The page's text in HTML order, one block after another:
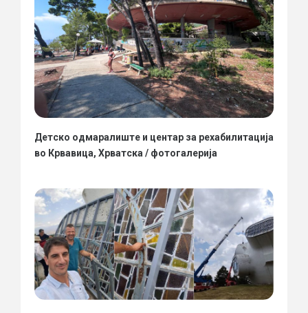
Детско одмаралиште и центар за рехабилитација
во Крвавица, Хрватска / фотогалерија